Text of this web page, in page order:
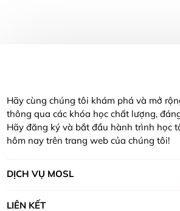
Hãy cùng chúng tôi khám phá và mở
thông qua các khóa học chất lượng,
Hãy đăng ký và bắt đầu hành trình học
hôm nay trên trang web của chúng tôi!
DỊCH VỤ MOSL
LIÊN KẾT